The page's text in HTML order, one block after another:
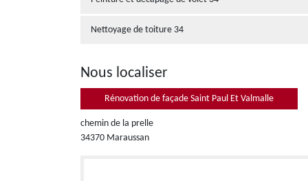
Nettoyage de toiture 34
Nous localiser
Rénovation de façade Saint Paul Et Valmalle
chemin de la prelle
34370 Maraussan